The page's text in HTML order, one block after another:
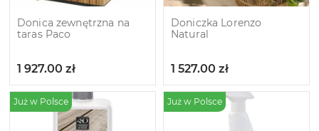
Donica zewnętrzna na
taras Paco
1 927.00 zł
Doniczka Lorenzo
Natural
1 527.00 zł
Już w Polsce Już w Polsce